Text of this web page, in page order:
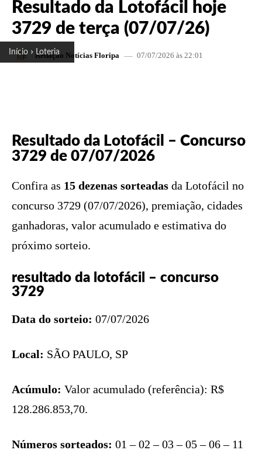
Início Loteria
Resultado da Lotofácil hoje
3729 de terça (07/07/26)
Redação Notícias Floripa 07/07/2026 às 22:01
Resultado da Lotofácil – Concurso
3729 de 07/07/2026
Confira as 15 dezenas sorteadas da Lotofácil no
concurso 3729 (07/07/2026), premiação, cidades
ganhadoras, valor acumulado e estimativa do
próximo sorteio.
resultado da lotofácil – concurso
3729
Data do sorteio: 07/07/2026
Local: SÃO PAULO, SP
Acúmulo: Valor acumulado (referência): R$
128.286.853,70.
Números sorteados: 01 – 02 – 03 – 05 – 06 – 11